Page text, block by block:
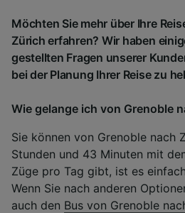
Möchten Sie mehr über Ihre
Zürich erfahren? Wir haben
gestellten Fragen unserer
bei der Planung Ihrer Reise zu
Wie gelange ich von Grenoble
Sie können von Grenoble nach
Stunden und 43 Minuten mit
Züge pro Tag gibt, ist es
Wenn Sie nach anderen
auch den Bus von Grenoble